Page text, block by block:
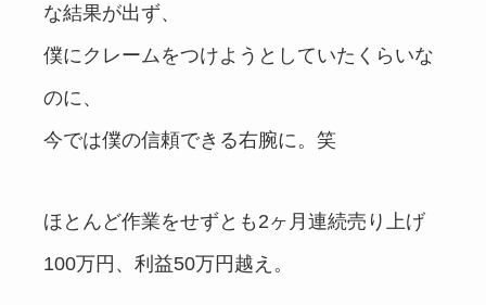
な結果が出ず、
僕にクレームをつけようとしていたくらいな
のに、
今では僕の信頼できる右腕に。笑
ほとんど作業をせずとも2ヶ月連続売り上げ
100万円、利益50万円越え。